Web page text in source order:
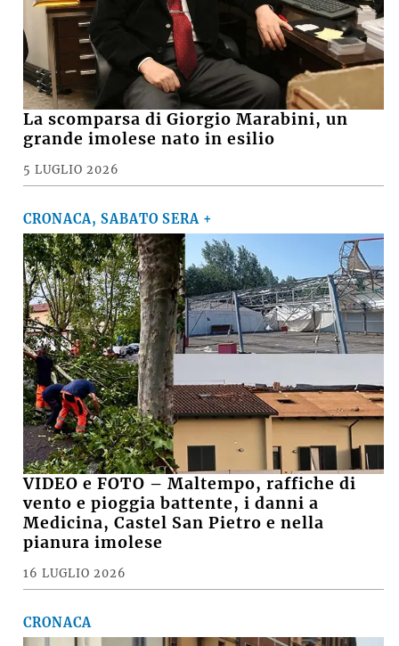
La scomparsa di Giorgio Marabini, un
grande imolese nato in esilio
5 LUGLIO 2026
CRONACA, SABATO SERA +
VIDEO e FOTO – Maltempo, raffiche di
vento e pioggia battente, i danni a
Medicina, Castel San Pietro e nella
pianura imolese
16 LUGLIO 2026
CRONACA